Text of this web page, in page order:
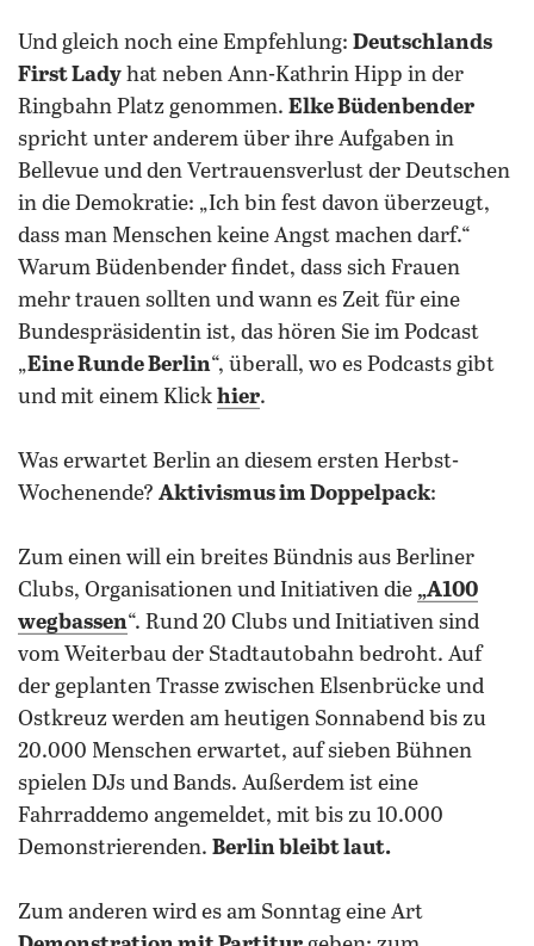
Und gleich noch eine Empfehlung: Deutschlands
First Lady hat neben Ann-Kathrin Hipp in der
Ringbahn Platz genommen. Elke Büdenbender
spricht unter anderem über ihre Aufgaben in
Bellevue und den Vertrauensverlust der Deutschen
in die Demokratie: „Ich bin fest davon überzeugt,
dass man Menschen keine Angst machen darf.“
Warum Büdenbender findet, dass sich Frauen
mehr trauen sollten und wann es Zeit für eine
Bundespräsidentin ist, das hören Sie im Podcast
„Eine Runde Berlin“, überall, wo es Podcasts gibt
und mit einem Klick hier.
Was erwartet Berlin an diesem ersten Herbst-
Wochenende? Aktivismus im Doppelpack:
Zum einen will ein breites Bündnis aus Berliner
Clubs, Organisationen und Initiativen die „A100
wegbassen“. Rund 20 Clubs und Initiativen sind
vom Weiterbau der Stadtautobahn bedroht. Auf
der geplanten Trasse zwischen Elsenbrücke und
Ostkreuz werden am heutigen Sonnabend bis zu
20.000 Menschen erwartet, auf sieben Bühnen
spielen DJs und Bands. Außerdem ist eine
Fahrraddemo angemeldet, mit bis zu 10.000
Demonstrierenden. Berlin bleibt laut.
Zum anderen wird es am Sonntag eine Art